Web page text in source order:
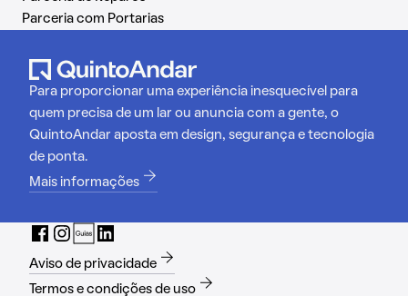
Parceria com Portarias
Para proporcionar uma experiência inesquecível para
quem precisa de um lar ou anuncia com a gente, o
QuintoAndar aposta em design, segurança e tecnologia
de ponta.
Mais informações
Aviso de privacidade
Termos e condições de uso